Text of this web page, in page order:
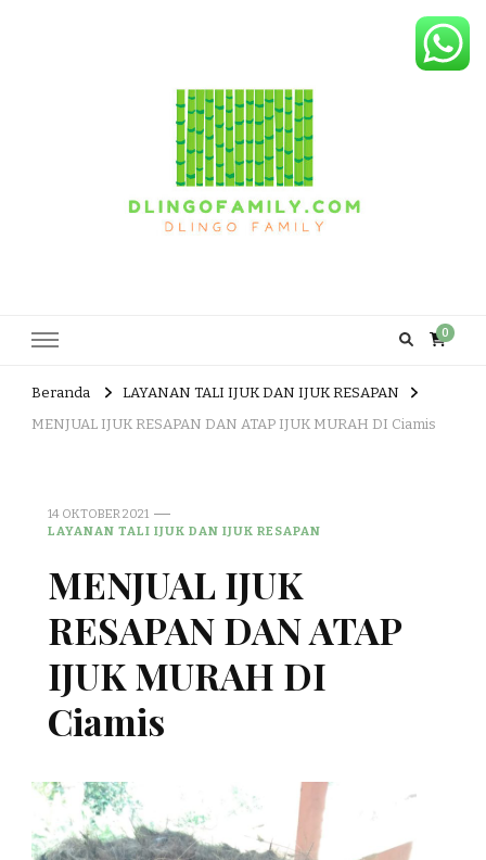
0
Beranda
LAYANAN TALI IJUK DAN IJUK RESAPAN
MENJUAL IJUK RESAPAN DAN ATAP IJUK MURAH DI Ciamis
14 OKTOBER 2021
LAYANAN TALI IJUK DAN IJUK RESAPAN
MENJUAL IJUK
RESAPAN DAN ATAP
IJUK MURAH DI
Ciamis